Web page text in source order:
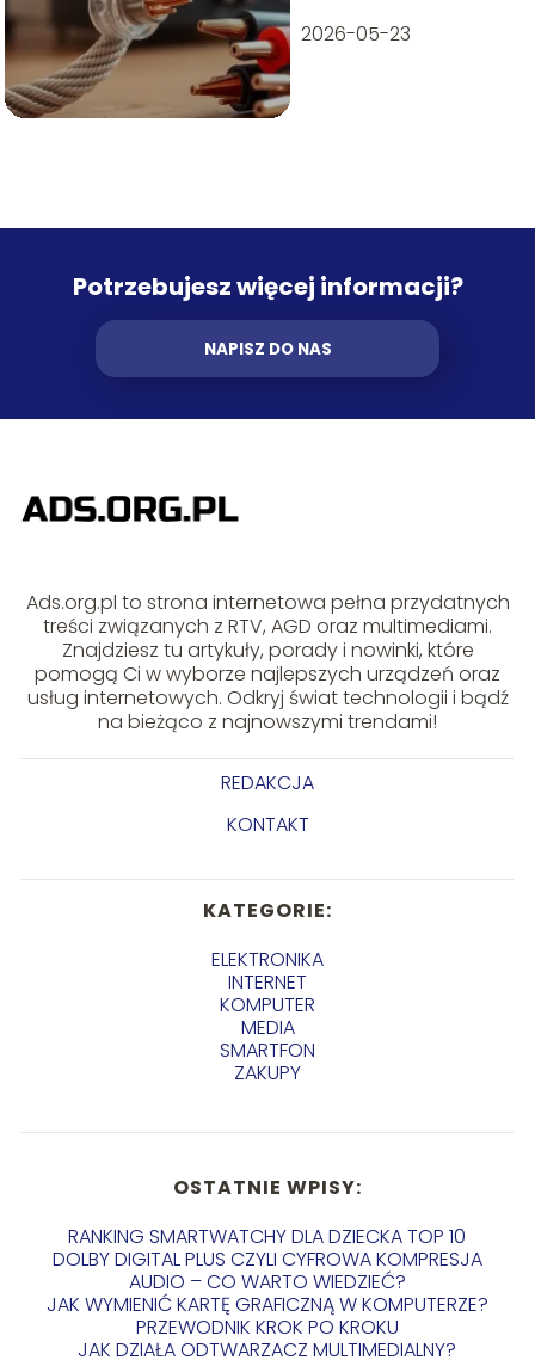
przewodnik
2026-05-23
Potrzebujesz więcej informacji?
NAPISZ DO NAS
Ads.org.pl to strona internetowa pełna przydatnych
treści związanych z RTV, AGD oraz multimediami.
Znajdziesz tu artykuły, porady i nowinki, które
pomogą Ci w wyborze najlepszych urządzeń oraz
usług internetowych. Odkryj świat technologii i bądź
na bieżąco z najnowszymi trendami!
REDAKCJA
KONTAKT
KATEGORIE:
ELEKTRONIKA
INTERNET
KOMPUTER
MEDIA
SMARTFON
ZAKUPY
OSTATNIE WPISY:
RANKING SMARTWATCHY DLA DZIECKA TOP 10
DOLBY DIGITAL PLUS CZYLI CYFROWA KOMPRESJA
AUDIO – CO WARTO WIEDZIEĆ?
JAK WYMIENIĆ KARTĘ GRAFICZNĄ W KOMPUTERZE?
PRZEWODNIK KROK PO KROKU
JAK DZIAŁA ODTWARZACZ MULTIMEDIALNY?